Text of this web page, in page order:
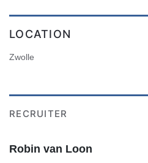
LOCATION
Zwolle
RECRUITER
Robin van Loon